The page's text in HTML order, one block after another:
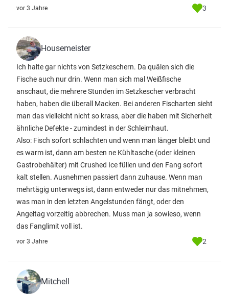
vor 3 Jahre 3
Housemeister
Ich halte gar nichts von Setzkeschern. Da quälen sich die
Fische auch nur drin. Wenn man sich mal Weißfische
anschaut, die mehrere Stunden im Setzkescher verbracht
haben, haben die überall Macken. Bei anderen Fischarten sieht
man das vielleicht nicht so krass, aber die haben mit Sicherheit
ähnliche Defekte - zumindest in der Schleimhaut.
Also: Fisch sofort schlachten und wenn man länger bleibt und
es warm ist, dann am besten ne Kühltasche (oder kleinen
Gastrobehälter) mit Crushed Ice füllen und den Fang sofort
kalt stellen. Ausnehmen passiert dann zuhause. Wenn man
mehrtägig unterwegs ist, dann entweder nur das mitnehmen,
was man in den letzten Angelstunden fängt, oder den
Angeltag vorzeitig abbrechen. Muss man ja sowieso, wenn
das Fanglimit voll ist.
vor 3 Jahre 2
Mitchell